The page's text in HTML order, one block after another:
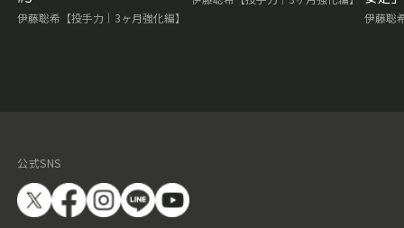
伊藤聡希【投手力｜3ヶ月強化編】 伊藤聡
公式SNS